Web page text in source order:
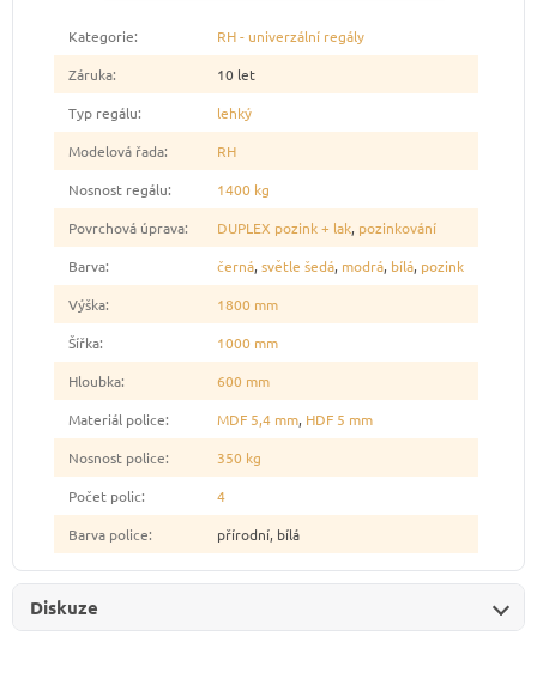
Kategorie:
RH - univerzální regály
Záruka:
10 let
Typ regálu:
lehký
Modelová řada:
RH
Nosnost regálu:
1400 kg
Povrchová úprava: DUPLEX pozink + lak, pozinkování
Barva: černá, světle šedá, modrá, bílá, pozink
Výška:
1800 mm
Šířka:
1000 mm
Hloubka:
600 mm
Materiál police: MDF 5,4 mm, HDF 5 mm
Nosnost police:
350 kg
Počet polic:
4
Barva police: přírodní, bílá
Diskuze